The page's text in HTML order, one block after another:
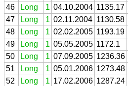
46
Long 1 04.10.2004 1135.17
47
Long 1 02.11.2004 1130.58
48
Long 1 02.02.2005 1193.19
49
Long 1 05.05.2005 1172.1
50
Long 1 07.09.2005 1236.36
51
Long 1 05.01.2006 1273.48
52
Long 1 17.02.2006 1287.24